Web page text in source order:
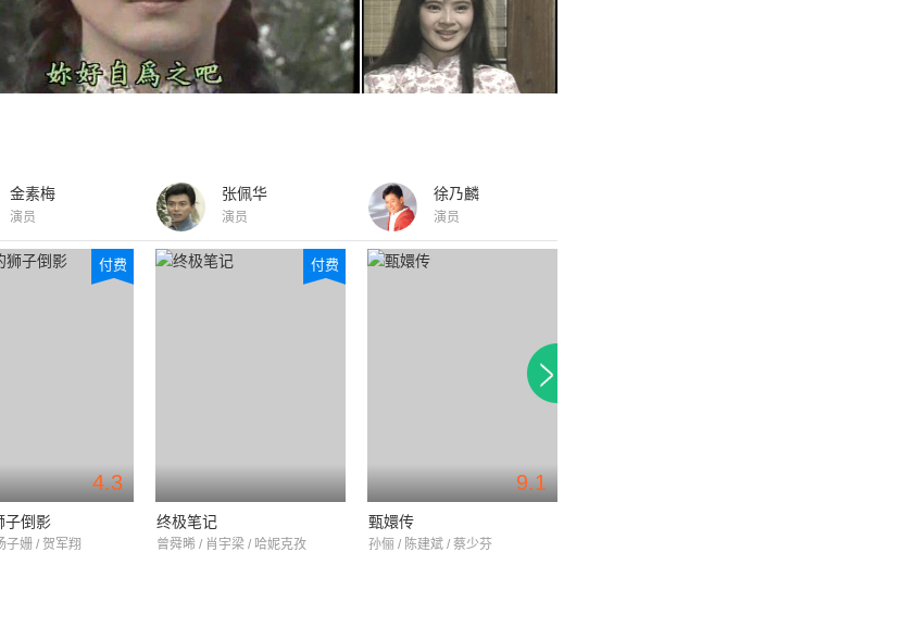
金素梅
演员
张佩华
演员
徐乃麟
演员
4.3
付费
子倒影
子姗 / 贺军翔
付费
终极笔记
曾舜晞 / 肖宇梁 / 哈妮克孜
9.1
甄嬛传
孙俪 / 陈建斌 / 蔡少芬